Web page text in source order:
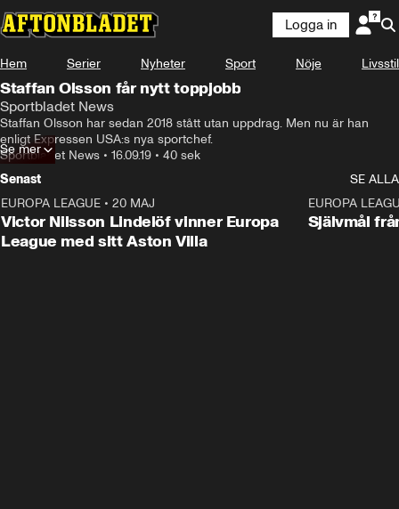
Logga in
Hem Serier Nyheter Sport Nöje Livsstil
Staffan Olsson får nytt toppjobb
Sportbladet News
Staffan Olsson har sedan 2018 stått utan uppdrag. Men nu är han
enligt Expressen USA:s nya sportchef.
Sportbladet News • 16.09.19 • 40 sek
Se mer
Senast
SE ALLA
EUROPA LEAGUE • 20 MAJ
Victor Nilsson Lindelöf vinner Europa
League med sitt Aston Villa
EUROPA
Självmål